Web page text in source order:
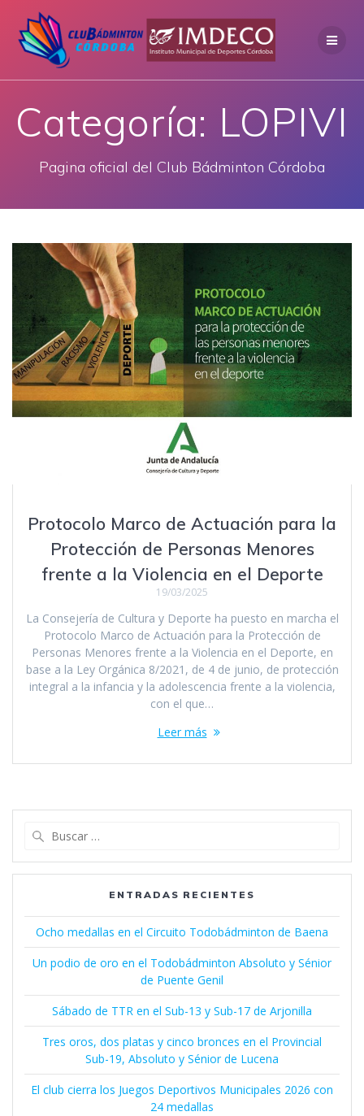
al
contenido
Categoría: LOPIVI
Pagina oficial del Club Bádminton Córdoba
Protocolo Marco de Actuación para la
Protección de Personas Menores
frente a la Violencia en el Deporte
19/03/2025
La Consejería de Cultura y Deporte ha puesto en marcha el
Protocolo Marco de Actuación para la Protección de
Personas Menores frente a la Violencia en el Deporte, en
base a la Ley Orgánica 8/2021, de 4 de junio, de protección
integral a la infancia y la adolescencia frente a la violencia,
con el que…
Leer más
ENTRADAS RECIENTES
Ocho medallas en el Circuito Todobádminton de Baena
Un podio de oro en el Todobádminton Absoluto y Sénior
de Puente Genil
Sábado de TTR en el Sub-13 y Sub-17 de Arjonilla
Tres oros, dos platas y cinco bronces en el Provincial
Sub-19, Absoluto y Sénior de Lucena
El club cierra los Juegos Deportivos Municipales 2026 con
24 medallas